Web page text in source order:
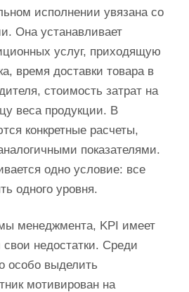
исполнении увязана со
Она устанавливает
услуг, приходящую
время доставки товара в
стоимость затрат на
веса продукции. В
конкретные расчеты,
показателями.
одно условие: все
одного уровня.
менеджмента, KPI имеет
недостатки. Среди
особо выделить
мотивирован на